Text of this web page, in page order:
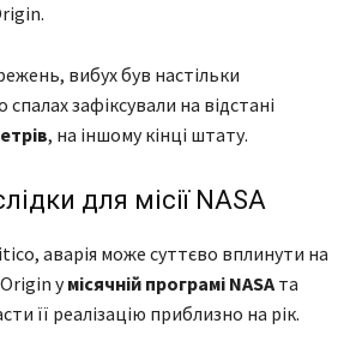
вибух був настільки
зафіксували на відстані
, на іншому кінці штату.
для місії NASA
аварія може суттєво вплинути на
Origin умісячній програмі NASAта
її реалізацію приблизно на рік.